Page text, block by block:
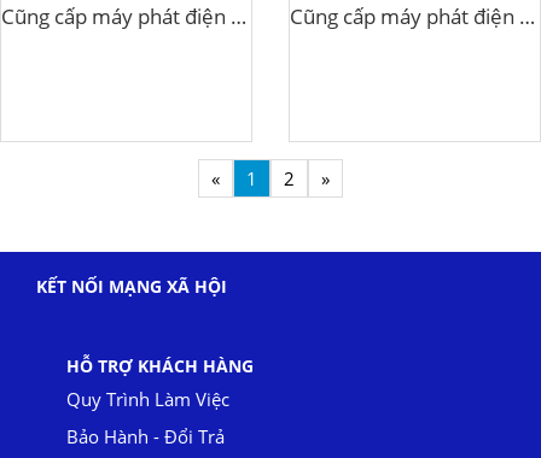
Cũng cấp máy phát điện Doosan 600Kva cho nhà máy sữa tại Bắc Ninh Cũng cấp máy phát điện 150Kva HiNo cho công ty ở Bắc Ninh
« 1 2 »
KẾT NỐI MẠNG XÃ HỘI
HỖ TRỢ KHÁCH HÀNG
Quy Trình Làm Việc
Bảo Hành - Đổi Trả